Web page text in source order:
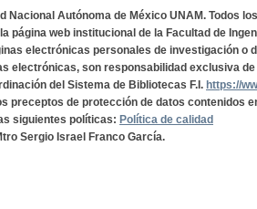
Nacional Autónoma de México UNAM. Todos
página web institucional de la Facultad de
electrónicas personales de investigación o
electrónicas, son responsabilidad exclusiva
del Sistema de Bibliotecas F.I. https://
preceptos de protección de datos contenidos
siguientes políticas: Política de calidad
Sergio Israel Franco García.